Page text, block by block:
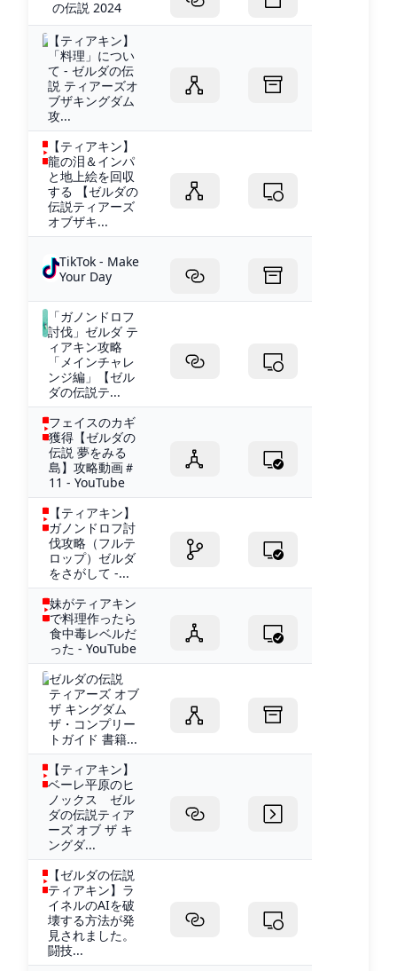
の伝説 2024
【ティアキン】
「料理」につい
て - ゼルダの伝
説 ティアーズオ
ブザキングダム
攻...
【ティアキン】
龍の泪＆インパ
と地上絵を回収
する 【ゼルダの
伝説ティアーズ
オブザキ...
TikTok - Make
Your Day
「ガノンドロフ
討伐」ゼルダ テ
ィアキン攻略
「メインチャレ
ンジ編」【ゼル
ダの伝説テ...
フェイスのカギ
獲得【ゼルダの
伝説 夢をみる
島】攻略動画＃
11 - YouTube
【ティアキン】
ガノンドロフ討
伐攻略（フルテ
ロップ）ゼルダ
をさがして -...
妹がティアキン
で料理作ったら
食中毒レベルだ
った - YouTube
ゼルダの伝説
ティアーズ オブ
ザ キングダム
ザ・コンプリー
トガイド 書籍...
【ティアキン】
ベーレ平原のヒ
ノックス ゼル
ダの伝説ティア
ーズ オブ ザ キ
ングダ...
【ゼルダの伝説
ティアキン】ラ
イネルのAIを破
壊する方法が発
見されました。
闘技...